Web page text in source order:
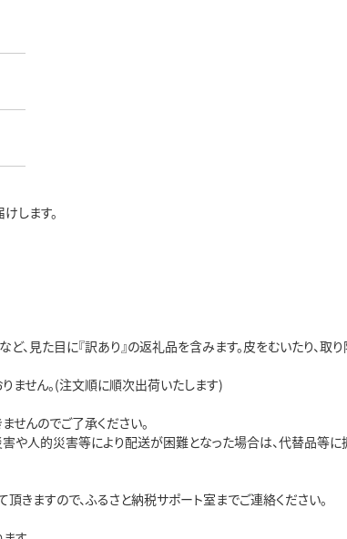
します。
見た目に『訳あり』の返礼品を含みます。皮をむいたり、取り
せん。(注文順に順次出荷いたします)
せんのでご了承ください。
人的災害等により配送が困難となった場合は、代替品等に
ますので、ふるさと納税サポート室までご連絡ください。